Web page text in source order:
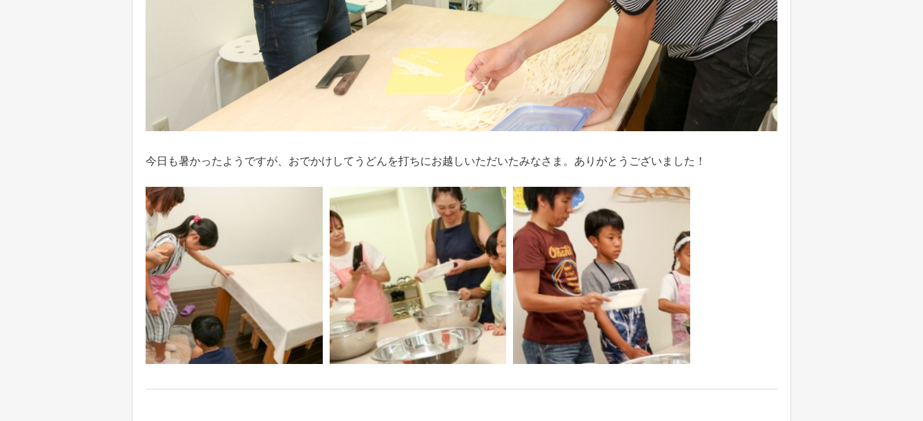
今日も暑かったようですが、おでかけしてうどんを打ちにお越しいただいたみなさま。ありがとうございました！